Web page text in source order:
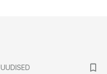
UUDISED